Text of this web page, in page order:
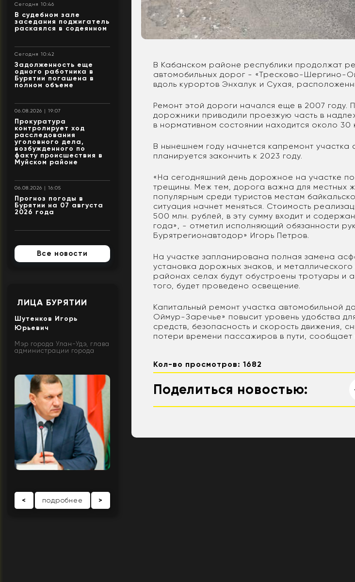
Сегодня 10:46
В судебном зале
заседания поджигатель
раскаялся в содеянном
Сегодня 10:42
Задолженность еще
одного работника в
Бурятии погашена в
полном объеме
06.08.2026 | 19:07
Прокуратура
контролирует ход
расследования
уголовного дела,
возбужденного по
факту происшествия в
Муйском районе
06.08.2026 | 16:05
Прогноз погоды в
Бурятии на 07 августа
2026 года
Все новости
ЛИЦА БУРЯТИИ
Шутенков Игорь
Юрьевич
Мэр города Улан-Удэ, глава
администрации города
< подробнее >
В Кабанском районе республики продолжат
автомобильных дорог - «Тресково-Шергино-
вдоль курортов Энхалук и Сухая,
Ремонт этой дороги начался еще в 2007 году.
дорожники приводили проезжую часть в
в нормативном состоянии находится около 30
В нынешнем году начнется капремонт участка
планируется закончить к 2023 году.
«На сегодняшний день дорожное на участке
трещины. Меж тем, дорога важна для местных
популярным среди туристов местам
ситуация начнет меняться. Стоимость
500 млн. рублей, в эту сумму входит и
года», - отметил исполняющий обязанности
Бурятрегионавтодор» Игорь Петров.
На участке запланирована полная замена
установка дорожных знаков, и
районах селах будут обустроены тротуары и
того, будет проведено освещение.
Капитальный ремонт участка автомобильной
Оймур-Заречье» повысит уровень удобства
средств, безопасность и скорость движения,
потери времени пассажиров в пути,
Кол-во просмотров: 1682
Поделиться новостью: